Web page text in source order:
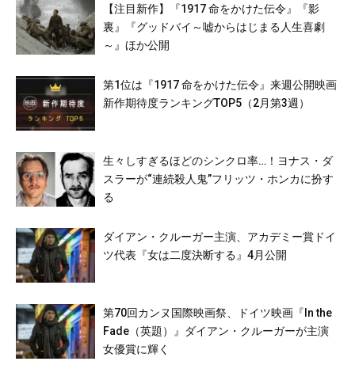
【注目新作】『1917 命をかけた伝令』『影
裏』『グッドバイ～嘘からはじまる人生喜劇
～』ほか公開
第1位は『1917 命をかけた伝令』来週公開映画
新作期待度ランキングTOP5（2月第3週）
生々しすぎるほどのシンクロ率…！ヨナス・ダ
スラーが“連続殺人鬼”フリッツ・ホンカに扮す
る
ダイアン・クルーガー主演、アカデミー賞ドイ
ツ代表『女は二度決断する』4月公開
第70回カンヌ国際映画祭、ドイツ映画『In the
Fade（英題）』ダイアン・クルーガーが主演
女優賞に輝く